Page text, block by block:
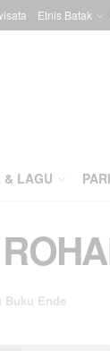
Etnis Batak
& LAGU
Buku Ende